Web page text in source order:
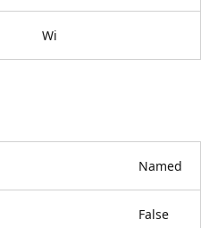
Wi
Named
False